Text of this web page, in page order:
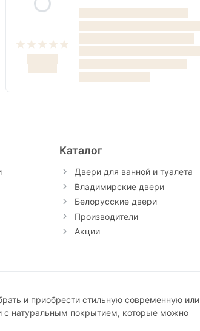
Каталог
Двери для ванной и туалета
Владимирские двери
Белорусские двери
Производители
Акции
и приобрести стильную современную или
с натуральным покрытием, которые можно